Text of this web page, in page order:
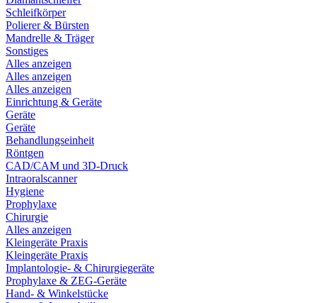
Schleifkörper
Polierer & Bürsten
Mandrelle & Träger
Sonstiges
Alles anzeigen
Alles anzeigen
Alles anzeigen
Einrichtung & Geräte
Geräte
Geräte
Behandlungseinheit
Röntgen
CAD/CAM und 3D-Druck
Intraoralscanner
Hygiene
Prophylaxe
Chirurgie
Alles anzeigen
Kleingeräte Praxis
Kleingeräte Praxis
Implantologie- & Chirurgiegeräte
Prophylaxe & ZEG-Geräte
Hand- & Winkelstücke